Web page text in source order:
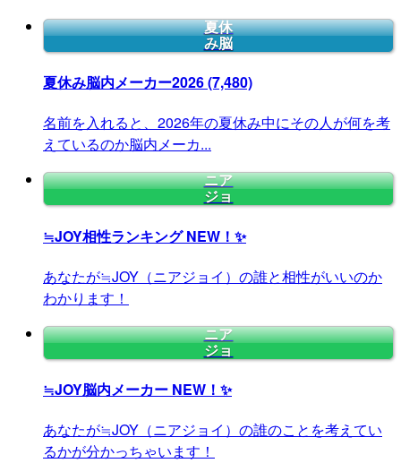
夏休
み脳
夏休み脳内メーカー2026(7,480)
名前を入れると、2026年の夏休み中にその人が何を考
えているのか脳内メーカ...
ニア
ジョ
≒JOY相性ランキングNEW！✨
あなたが≒JOY（ニアジョイ）の誰と相性がいいのか
わかります！
ニア
ジョ
≒JOY脳内メーカー NEW！✨
あなたが≒JOY（ニアジョイ）の誰のことを考えてい
るかが分かっちゃいます！